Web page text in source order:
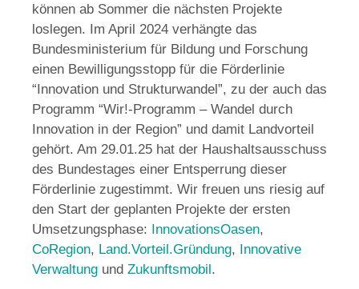
können ab Sommer die nächsten Projekte
loslegen. Im April 2024 verhängte das
Bundesministerium für Bildung und Forschung
einen Bewilligungsstopp für die Förderlinie
“Innovation und Strukturwandel”, zu der auch das
Programm “Wir!-Programm – Wandel durch
Innovation in der Region” und damit Landvorteil
gehört. Am 29.01.25 hat der Haushaltsausschuss
des Bundestages einer Entsperrung dieser
Förderlinie zugestimmt. Wir freuen uns riesig auf
den Start der geplanten Projekte der ersten
Umsetzungsphase: InnovationsOasen,
CoRegion, Land.Vorteil.Gründung, Innovative
Verwaltung und Zukunftsmobil.